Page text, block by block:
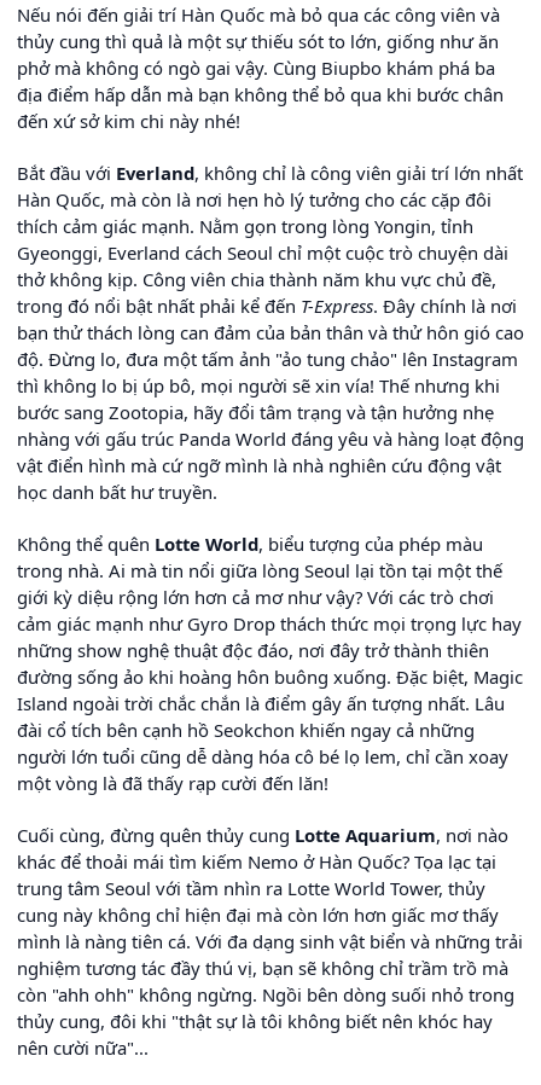
Nếu nói đến giải trí Hàn Quốc mà bỏ qua các công viên và
thủy cung thì quả là một sự thiếu sót to lớn, giống như ăn
phở mà không có ngò gai vậy. Cùng Biupbo khám phá ba
địa điểm hấp dẫn mà bạn không thể bỏ qua khi bước chân
đến xứ sở kim chi này nhé!
Bắt đầu với Everland, không chỉ là công viên giải trí lớn nhất
Hàn Quốc, mà còn là nơi hẹn hò lý tưởng cho các cặp đôi
thích cảm giác mạnh. Nằm gọn trong lòng Yongin, tỉnh
Gyeonggi, Everland cách Seoul chỉ một cuộc trò chuyện dài
thở không kịp. Công viên chia thành năm khu vực chủ đề,
trong đó nổi bật nhất phải kể đến T-Express. Đây chính là nơi
bạn thử thách lòng can đảm của bản thân và thử hôn gió cao
độ. Đừng lo, đưa một tấm ảnh "ảo tung chảo" lên Instagram
thì không lo bị úp bô, mọi người sẽ xin vía! Thế nhưng khi
bước sang Zootopia, hãy đổi tâm trạng và tận hưởng nhẹ
nhàng với gấu trúc Panda World đáng yêu và hàng loạt động
vật điển hình mà cứ ngỡ mình là nhà nghiên cứu động vật
học danh bất hư truyền.
Không thể quên Lotte World, biểu tượng của phép màu
trong nhà. Ai mà tin nổi giữa lòng Seoul lại tồn tại một thế
giới kỳ diệu rộng lớn hơn cả mơ như vậy? Với các trò chơi
cảm giác mạnh như Gyro Drop thách thức mọi trọng lực hay
những show nghệ thuật độc đáo, nơi đây trở thành thiên
đường sống ảo khi hoàng hôn buông xuống. Đặc biệt, Magic
Island ngoài trời chắc chắn là điểm gây ấn tượng nhất. Lâu
đài cổ tích bên cạnh hồ Seokchon khiến ngay cả những
người lớn tuổi cũng dễ dàng hóa cô bé lọ lem, chỉ cần xoay
một vòng là đã thấy rạp cười đến lăn!
Cuối cùng, đừng quên thủy cung Lotte Aquarium, nơi nào
khác để thoải mái tìm kiếm Nemo ở Hàn Quốc? Tọa lạc tại
trung tâm Seoul với tầm nhìn ra Lotte World Tower, thủy
cung này không chỉ hiện đại mà còn lớn hơn giấc mơ thấy
mình là nàng tiên cá. Với đa dạng sinh vật biển và những trải
nghiệm tương tác đầy thú vị, bạn sẽ không chỉ trầm trồ mà
còn "ahh ohh" không ngừng. Ngồi bên dòng suối nhỏ trong
thủy cung, đôi khi "thật sự là tôi không biết nên khóc hay
nên cười nữa"...